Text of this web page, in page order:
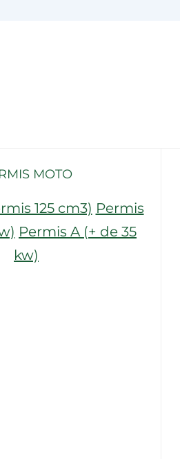
MOTO
125 cm3) Permis
Permis A (+ de 35
kw)